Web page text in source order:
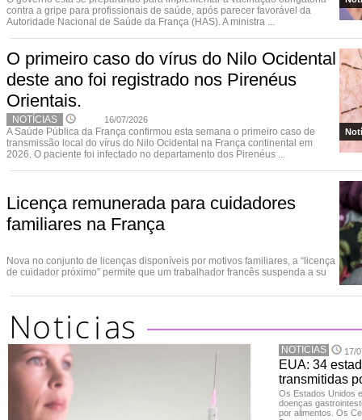
contra a gripe para profissionais de saúde, após parecer favorável da
Autoridade Nacional de Saúde da França (HAS). A ministra ...
O primeiro caso do vírus do Nilo Ocidental
deste ano foi registrado nos Pirenéus
Orientais.
NOTÍCIAS 16/07/2026
A Saúde Pública da França confirmou esta semana o primeiro caso de
transmissão local do vírus do Nilo Ocidental na França continental em
2026. O paciente foi infectado no departamento dos Pirenéus ...
Licença remunerada para cuidadores
familiares na França
Nova no conjunto de licenças disponíveis por motivos familiares, a “licença
de cuidador próximo” permite que um trabalhador francês suspenda a su
NOTICIAS 17/
EUA: 34
transmitidas
Os Estados Unidos
doenças
por alimentos. Os